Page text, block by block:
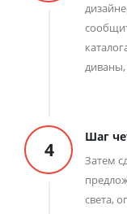
4
Шаг
Затем
света,